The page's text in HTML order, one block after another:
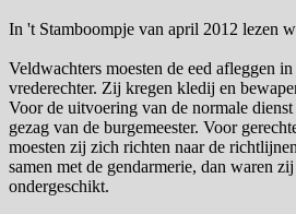
In 't Stamboompje van april 2012 lezen
Veldwachters moesten de eed afleggen
vrederechter. Zij kregen kledij en
Voor de uitvoering van de normale
gezag van de burgemeester. Voor
moesten zij zich richten naar de
samen met de gendarmerie, dan waren
ondergeschikt.